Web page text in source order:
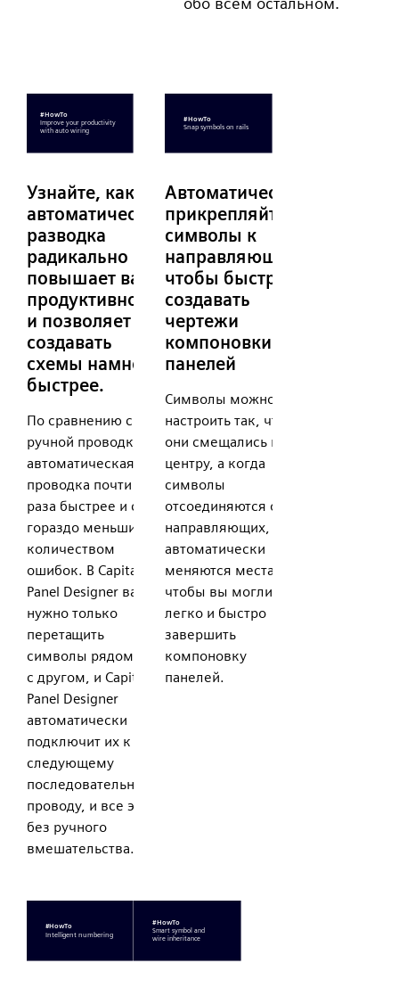
Узнайте, как
автоматическая
разводка
радикально
повышает вашу
продуктивность
и позволяет
создавать
схемы намного
быстрее.
По сравнению с
ручной проводкой
автоматическая
проводка почти в 3
раза быстрее и с
гораздо меньшим
количеством
ошибок. В Capital X
Panel Designer вам
нужно только
перетащить
символы рядом друг
с другом, и Capital X
Panel Designer
автоматически
подключит их к
следующему
последовательному
проводу, и все это
без ручного
вмешательства.
Автоматически
прикрепляйте
символы к
направляющим,
чтобы быстро
создавать
чертежи
компоновки
панелей
Символы можно
настроить так, чтобы
они смещались по
центру, а когда
символы
отсоединяются от
направляющих, они
автоматически
меняются местами,
чтобы вы могли
легко и быстро
завершить
компоновку
панелей.